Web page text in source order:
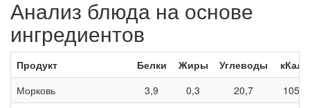
Анализ блюда на основе
ингредиентов
Продукт Белки Жиры Углеводы
кКал
Морковь
3,9 0,3 20,7 105